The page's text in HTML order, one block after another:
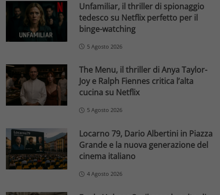
Unfamiliar, il thriller di spionaggio
tedesco su Netflix perfetto per il
binge-watching
5 Agosto 2026
The Menu, il thriller di Anya Taylor-
Joy e Ralph Fiennes critica l’alta
cucina su Netflix
5 Agosto 2026
Locarno 79, Dario Albertini in Piazza
Grande e la nuova generazione del
cinema italiano
4 Agosto 2026